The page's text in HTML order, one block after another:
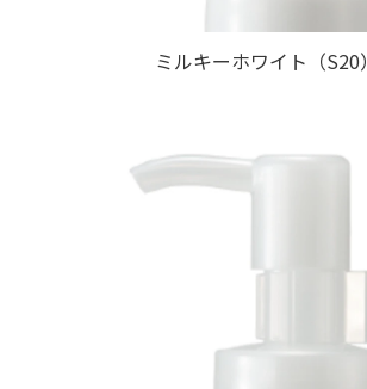
ミルキーホワイト（S20）